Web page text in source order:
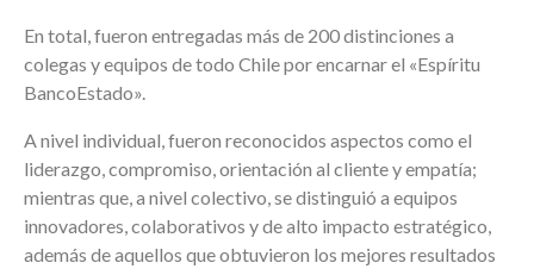
En total, fueron entregadas más de 200 distinciones a
colegas y equipos de todo Chile por encarnar el «Espíritu
BancoEstado».
A nivel individual, fueron reconocidos aspectos como el
liderazgo, compromiso, orientación al cliente y empatía;
mientras que, a nivel colectivo, se distinguió a equipos
innovadores, colaborativos y de alto impacto estratégico,
además de aquellos que obtuvieron los mejores resultados